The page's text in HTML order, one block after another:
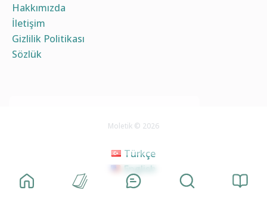
Hakkımızda
İletişim
Gizlilik Politikası
Sözlük
Moletik © 2026
Türkçe
English